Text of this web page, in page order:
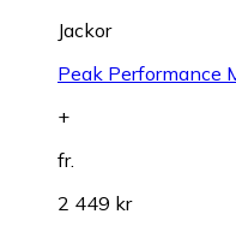
Jackor
Peak Performance
+
fr.
2 449 kr